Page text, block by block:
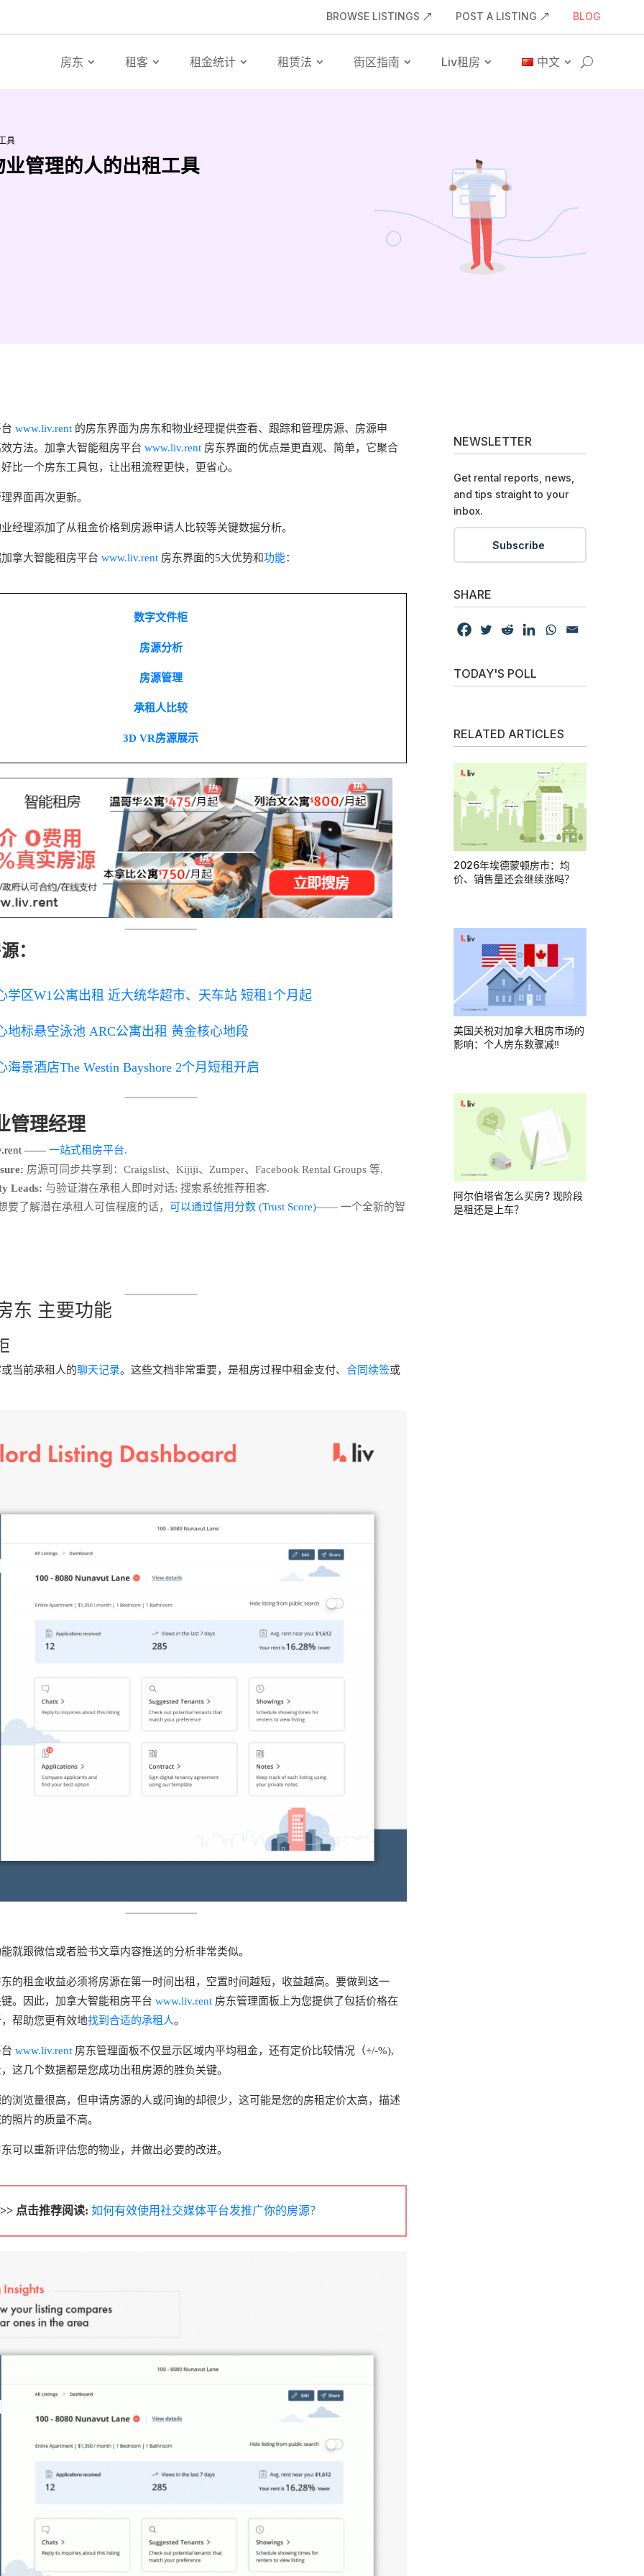
BROWSE LISTINGS POST A LISTING BLOG
房东 租客 租金统计 租赁法 街区指南 Liv租房 中文
具
管理的人的出租工具
www.liv.rent 的房东界面为房东和物业经理提供查看、跟踪和管理房源、房源申
方法。加拿大智能租房平台 www.liv.rent 房东界面的优点是更直观、简单，它聚合
比一个房东工具包，让出租流程更快，更省心。
界面再次更新。
经理添加了从租金价格到房源申请人比较等关键数据分析。
拿大智能租房平台 www.liv.rent 房东界面的5大优势和功能：
数字文件柜
房源分析
房源管理
承租人比较
3D VR房源展示
：
学区W1公寓出租 近大统华超市、天车站 短租1个月起
地标悬空泳池 ARC公寓出租 黄金核心地段
海景酒店The Westin Bayshore 2个月短租开启
管理经理
—— 一站式租房平台.
房源可同步共享到：Craigslist、Kijiji、Zumper、Facebook Rental Groups 等.
Leads: 与验证潜在承租人即时对话; 搜索系统推荐租客.
要了解潜在承租人可信程度的话， 可以通过信用分数 (Trust Score)—— 一个全新的智
东 主要功能
当前承租人的聊天记录。这些文档非常重要，是租房过程中租金支付、 合同续签或
就跟微信或者脸书文章内容推送的分析非常类似。
的租金收益必须将房源在第一时间出租，空置时间越短，收益越高。要做到这一
。因此，加拿大智能租房平台 www.liv.rent 房东管理面板上为您提供了包括价格在
帮助您更有效地找到合适的承租人。
www.liv.rent 房东管理面板不仅显示区域内平均租金，还有定价比较情况（+/-%),
这几个数据都是您成功出租房源的胜负关键。
浏览量很高，但申请房源的人或问询的却很少，这可能是您的房租定价太高，描述
照片的质量不高。
可以重新评估您的物业，并做出必要的改进。
>> 点击推荐阅读: 如何有效使用社交媒体平台发推广你的房源？
NEWSLETTER
Get rental reports, news,
and tips straight to your
inbox.
Subscribe
SHARE
TODAY'S POLL
RELATED ARTICLES
2026年埃德蒙顿房市：均
价、销售量还会继续涨吗？
美国关税对加拿大租房市场的
影响：个人房东数骤减‼
阿尔伯塔省怎么买房? 现阶段
是租还是上车？